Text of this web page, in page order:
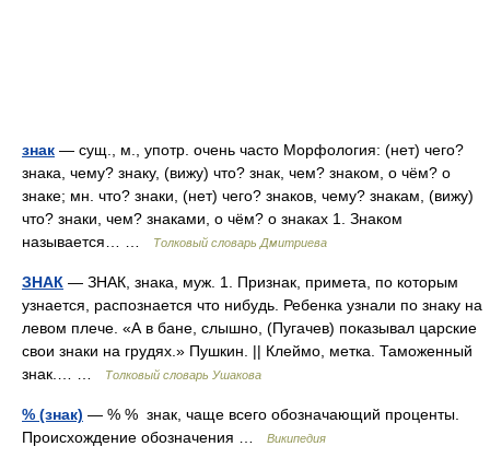
знак — сущ., м., употр. очень часто Морфология: (нет) чего?
знака, чему? знаку, (вижу) что? знак, чем? знаком, о чём? о
знаке; мн. что? знаки, (нет) чего? знаков, чему? знакам, (вижу)
что? знаки, чем? знаками, о чём? о знаках 1. Знаком
называется… …
Толковый словарь Дмитриева
ЗНАК — ЗНАК, знака, муж. 1. Признак, примета, по которым
узнается, распознается что нибудь. Ребенка узнали по знаку на
левом плече. «А в бане, слышно, (Пугачев) показывал царские
свои знаки на грудях.» Пушкин. || Клеймо, метка. Таможенный
знак.… …
Толковый словарь Ушакова
% (знак) — % % знак, чаще всего обозначающий проценты.
Происхождение обозначения …
Википедия